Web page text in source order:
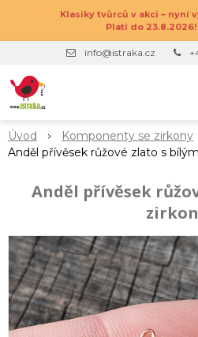
Klasiky tvůrců v akci – nyní
Platí do 23.8.2026!
info@istraka.cz
Úvod Komponenty se zirkony
Anděl přívěsek růžové zlato s
Anděl přívěsek